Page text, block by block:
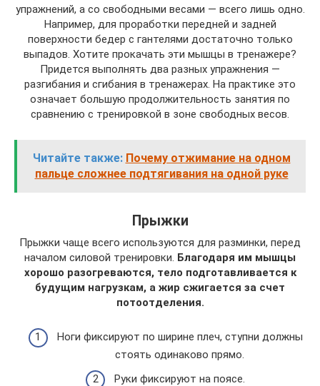
упражнений, а со свободными весами — всего лишь одно.
Например, для проработки передней и задней
поверхности бедер с гантелями достаточно только
выпадов. Хотите прокачать эти мышцы в тренажере?
Придется выполнять два разных упражнения —
разгибания и сгибания в тренажерах. На практике это
означает большую продолжительность занятия по
сравнению с тренировкой в зоне свободных весов.
Читайте также: Почему отжимание на одном
пальце сложнее подтягивания на одной руке
Прыжки
Прыжки чаще всего используются для разминки, перед
началом силовой тренировки. Благодаря им мышцы
хорошо разогреваются, тело подготавливается к
будущим нагрузкам, а жир сжигается за счет
потоотделения.
Ноги фиксируют по ширине плеч, ступни должны
стоять одинаково прямо.
Руки фиксируют на поясе.